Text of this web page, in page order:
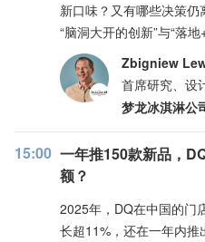
新口味？又有哪些决策
“脑洞大开的创新”与“落地
Zbigniew
首席研究、设
梦龙冰淇淋公
15:00 一年推150款新品，
额？
2025年，DQ在中国的门
长超11%，还在一年内